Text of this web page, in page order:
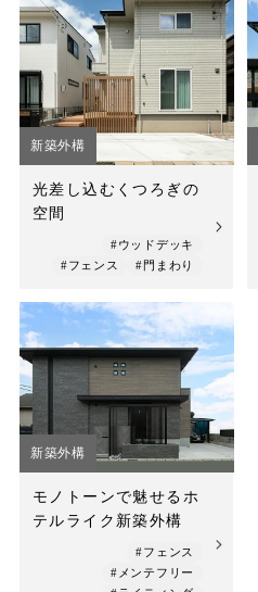
新築外構
光差し込むくつろぎの
空間
#ウッドデッキ
#フェンス
#門まわり
新築外構
モノトーンで魅せるホ
テルライク新築外構
#フェンス
#メンテフリー